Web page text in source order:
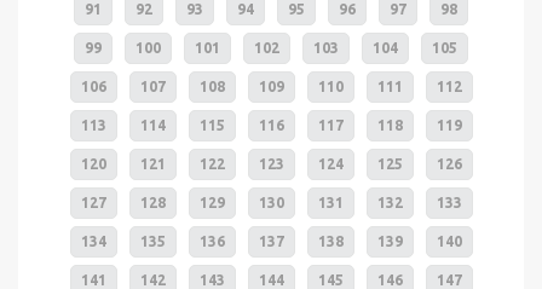
91 92 93 94 95 96 97 98
99 100 101 102 103 104 105
106 107 108 109 110 111 112
113 114 115 116 117 118 119
120 121 122 123 124 125 126
127 128 129 130 131 132 133
134 135 136 137 138 139 140
141 142 143 144 145 146 147